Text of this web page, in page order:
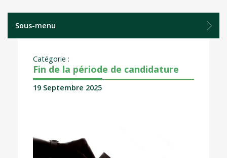
Sous-menu
Fin de la période de candidature
Catégorie :
19 Septembre 2025